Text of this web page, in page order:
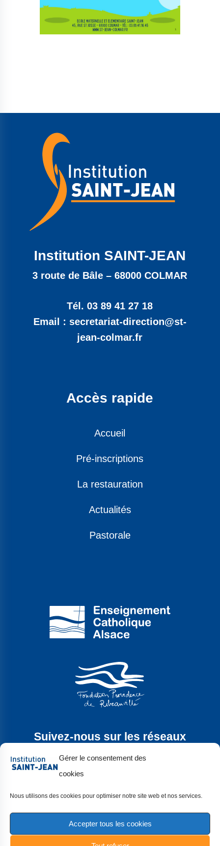
Gérer le consentement des
cookies
Nous utilisons des cookies pour optimiser notre site web et nos services.
Accepter tous les cookies
Institution SAINT-JEAN
3 route de Bâle – 68000 COLMAR
Tél. 03 89 41 27 18
Email : secretariat-direction@st-
jean-colmar.fr
Accès rapide
Accueil
Pré-inscriptions
La restauration
Actualités
Pastorale
Suivez-nous sur les réseaux
Copyright 2024 |Mentions légales|